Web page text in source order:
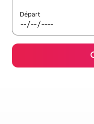
Départ